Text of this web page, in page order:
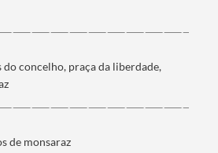
do concelho, praça da liberdade,
de monsaraz